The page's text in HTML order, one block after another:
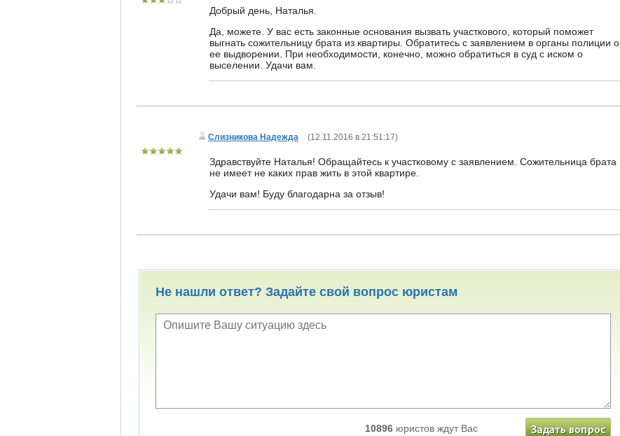
Добрый день, Наталья.
Да, можете. У вас есть законные основания вызвать участкового, который поможет
выгнать сожительницу брата из квартиры. Обратитесь с заявлением в органы полиции о
ее выдворении. При необходимости, конечно, можно обратиться в суд с иском о
выселении. Удачи вам.
Слизникова Надежда (12.11.2016 в 21:51:17)
Здравствуйте Наталья! Обращайтесь к участковому с заявлением. Сожительница брата
не имеет не каких прав жить в этой квартире.
Удачи вам! Буду благодарна за отзыв!
Не нашли ответ? Задайте свой вопрос юристам
10896 юристов ждут Вас